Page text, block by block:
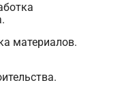
материалов.